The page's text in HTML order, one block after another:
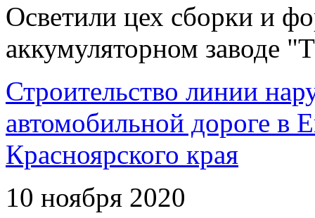
Осветили цех сборки и
аккумуляторном заводе
Строительство линии
автомобильной дороге в
Красноярского края
10 ноября 2020